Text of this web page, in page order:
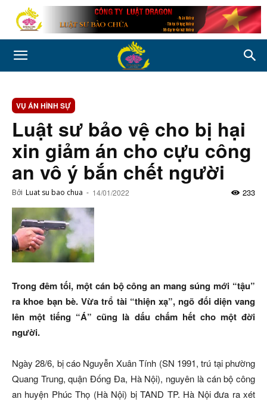
VỤ ÁN HÌNH SỰ
Luật sư bảo vệ cho bị hại
xin giảm án cho cựu công
an vô ý bắn chết người
Bởi Luat su bao chua - 14/01/2022 233
Trong đêm tối, một cán bộ công an mang súng mới “tậu”
ra khoe bạn bè. Vừa trổ tài “thiện xạ”, ngõ đối diện vang
lên một tiếng “Á” cũng là dấu chấm hết cho một đời
người.
Ngày 28/6, bị cáo Nguyễn Xuân Tính (SN 1991, trú tại phường
Quang Trung, quận Đống Đa, Hà Nội), nguyên là cán bộ công
an huyện Phúc Thọ (Hà Nội) bị TAND TP. Hà Nội đưa ra xét